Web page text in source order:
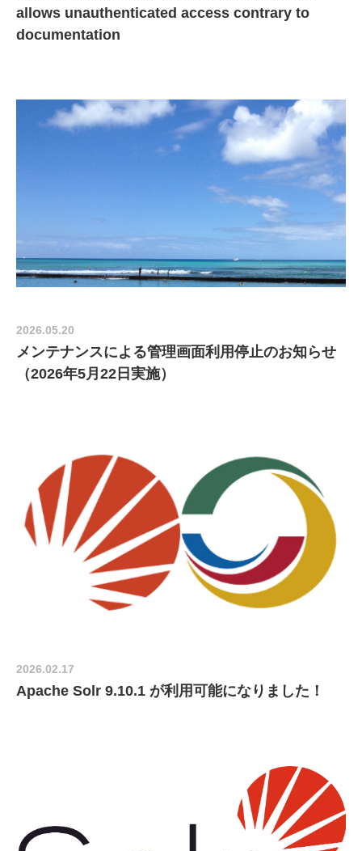
allows unauthenticated access contrary to
documentation
2026.05.20
メンテナンスによる管理画面利用停止のお知らせ
（2026年5月22日実施）
2026.02.17
Apache Solr 9.10.1 が利用可能になりました！